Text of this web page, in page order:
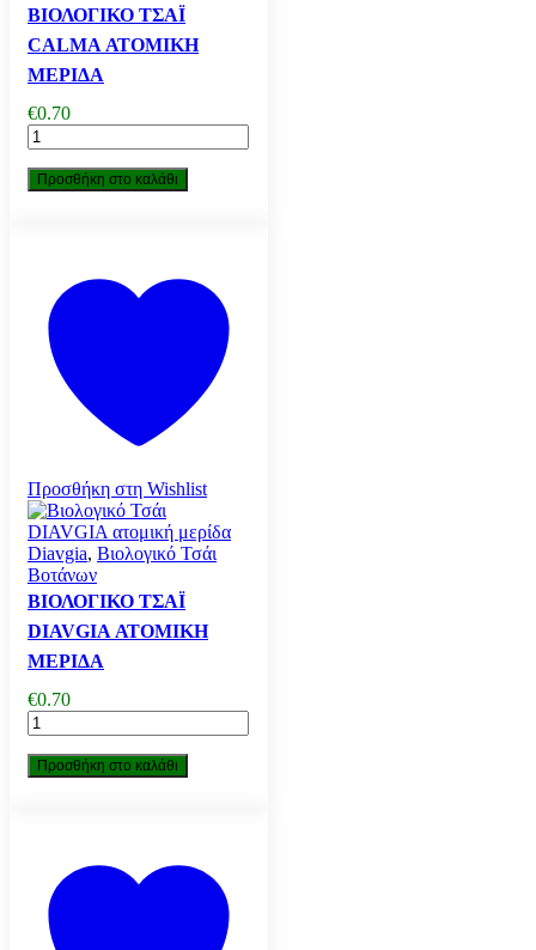
ΒΙΟΛΟΓΙΚΌ ΤΣΆΙ
CALMA ΑΤΟΜΙΚΉ
ΜΕΡΊΔΑ
€0.70
Βιολογικό
Τσάι
CALMA
ατομική
Προσθήκη στο καλάθι
Προσθήκη στη Wishlist
Diavgia, Βιολογικό Τσάι
Βοτάνων
ΒΙΟΛΟΓΙΚΌ ΤΣΆΙ
DIAVGIA ΑΤΟΜΙΚΉ
ΜΕΡΊΔΑ
€0.70
Βιολογικό
Τσάι
DIAVGIA
ατομική
Προσθήκη στο καλάθι